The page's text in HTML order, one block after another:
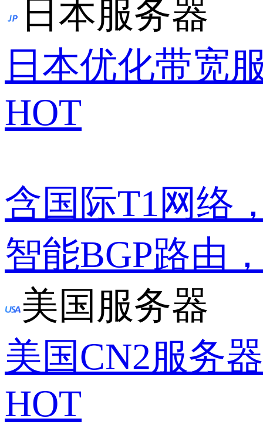
日本服务器
日本优化带宽
HOT
含国际T1网络
智能BGP路由
美国服务器
美国CN2服务器
HOT